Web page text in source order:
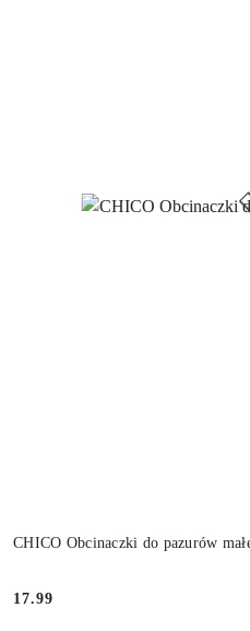
CHICO Obcinaczki do pazurów
Cena:
17.99